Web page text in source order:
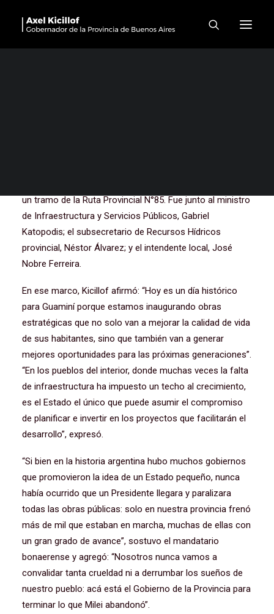
“Nunca vamos a convalidar
la crueldad ni a derrumbar
un tramo de la Ruta Provincial N°85. Fue junto al ministro
de Infraestructura y Servicios Públicos, Gabriel
Katopodis; el subsecretario de Recursos Hídricos
provincial, Néstor Álvarez; y el intendente local, José
Nobre Ferreira.
En ese marco, Kicillof afirmó: “Hoy es un día histórico
para Guaminí porque estamos inaugurando obras
estratégicas que no solo van a mejorar la calidad de vida
de sus habitantes, sino que también van a generar
mejores oportunidades para las próximas generaciones”.
“En los pueblos del interior, donde muchas veces la falta
de infraestructura ha impuesto un techo al crecimiento,
es el Estado el único que puede asumir el compromiso
de planificar e invertir en los proyectos que facilitarán el
desarrollo”, expresó.
“Si bien en la historia argentina hubo muchos gobiernos
que promovieron la idea de un Estado pequeño, nunca
había ocurrido que un Presidente llegara y paralizara
todas las obras públicas: solo en nuestra provincia frenó
más de mil que estaban en marcha, muchas de ellas con
un gran grado de avance”, sostuvo el mandatario
bonaerense y agregó: “Nosotros nunca vamos a
convalidar tanta crueldad ni a derrumbar los sueños de
nuestro pueblo: acá está el Gobierno de la Provincia para
terminar lo que Milei abandonó”.